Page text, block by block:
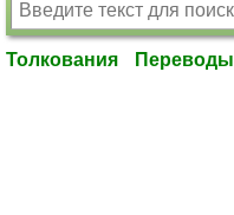
Толкования Переводы